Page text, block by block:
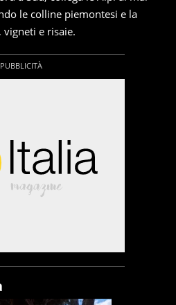
le colline piemontesi e la
vigneti e risaie.